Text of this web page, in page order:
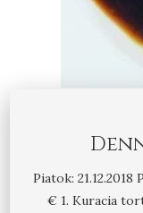
Piatok:
€ 1. Kuracia